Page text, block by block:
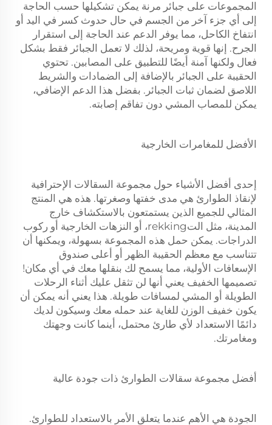
المجموعات على جبائر مرنة يمكن تشكيلها حسب الحاجة
إلى أي جزء آخر من الجسم في حال حدوث كسر في اليد أو
انتفاخ الكاحل، مما يوفر الدعم عند الحاجة إلى استقرار
الجرح. إنها قوية ومريحة، لذلك لا تعمل الجبائر فقط بشكل
فعال ولكنها آمنة أيضًا للتطبيق على المصابين. تحتوي
الحقيبة على الجبائر بالإضافة إلى الضمادات والشريط
اللاصق لضمان ثبات الجبائر. بفضل هذا الدعم الإضافي،
يمكن للمصاب المشي دون تفاقم إصابته.
الأفضل للمغامرات الخارجية
إحدى أفضل الأشياء حول مجموعة السقالات الإحترافية
لإنقاذ الطوارئ هي مدى خفتها وصغرتها. هذه هي المنتج
المثالي للجميع الذين يستمتعون بالاستكشاف خارج
المدينة، مثل التrekking، أو النزهات الخارجية أو ركوب
الدراجات. يمكن حمل هذه المجموعة بسهولة، ويمكنها أن
تتناسب مع معظم الحقيبة الظهر أو أعلى صندوق
الإسعافات الأولية، مما يسمح لك بنقلها معك في أي مكان!
تصميمها الخفيف يعني أنها لن تثقل عليك أثناء الرحلات
الطويلة أو المشي لمسافات طويلة. هذا يعني أنه يمكن أن
يكون خفيف الوزن للغاية عند حمله معك وسيكون لديك
دائمًا الاستعداد لأي طارئ محتمل، أينما كانت وجهتك
ومغامرتك.
أفضل مجموعة سقالات الطوارئ ذات جودة عالية
الجودة هي الأهم عندما يتعلق الأمر بالاستعداد للطوارئ.